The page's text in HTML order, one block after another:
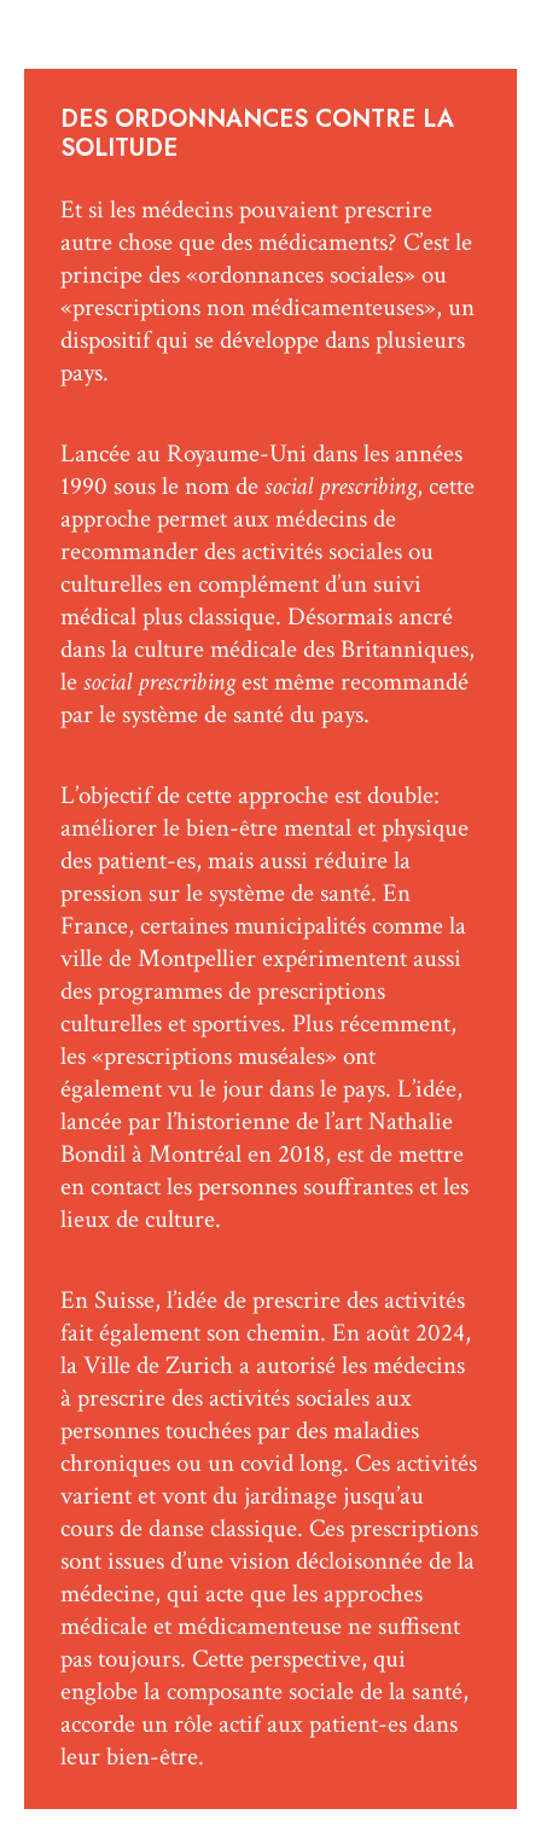
DES ORDONNANCES CONTRE LA
SOLITUDE
Et si les médecins pouvaient prescrire
autre chose que des médicaments? C’est le
principe des «ordonnances sociales» ou
«prescriptions non médicamenteuses», un
dispositif qui se développe dans plusieurs
pays.
Lancée au Royaume-Uni dans les années
1990 sous le nom desocial prescribing, cette
approche permet aux médecins de
recommander des activités sociales ou
culturelles en complément d’un suivi
médical plus classique. Désormais ancré
dans la culture médicale des Britanniques,
lesocial prescribingest même recommandé
par le système de santé du pays.
L’objectif de cette approche est double:
améliorer le bien-être mental et physique
des patient-es, mais aussi réduire la
pression sur le système de santé. En
France, certaines municipalités comme la
ville de Montpellier expérimentent aussi
des programmes de prescriptions
culturelles et sportives. Plus récemment,
les «prescriptions muséales» ont
également vu le jour dans le pays. L’idée,
lancée par l’historienne de l’art Nathalie
Bondil à Montréal en 2018, est de mettre
en contact les personnes souffrantes et les
lieux de culture.
En Suisse, l’idée de prescrire des activités
fait également son chemin. En août 2024,
la Ville de Zurich a autorisé les médecins
à prescrire des activités sociales aux
personnes touchées par des maladies
chroniques ou un covid long. Ces activités
varient et vont du jardinage jusqu’au
cours de danse classique. Ces prescriptions
sont issues d’une vision décloisonnée de la
médecine, qui acte que les approches
médicale et médicamenteuse ne suffisent
pas toujours. Cette perspective, qui
englobe la composante sociale de la santé,
accorde un rôle actif aux patient-es dans
leur bien-être.